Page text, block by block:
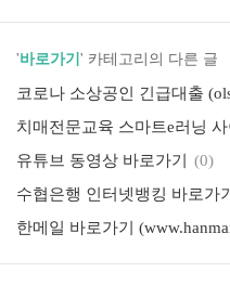
'바로가기 ' 카테고리의 다른 글
유튜브 동영상 바로가기
(0)
수협은행 인터넷뱅킹 바로가기